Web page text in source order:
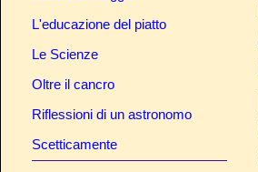
L'educazione del piatto
Le Scienze
Oltre il cancro
Riflessioni di un astronomo
Scetticamente